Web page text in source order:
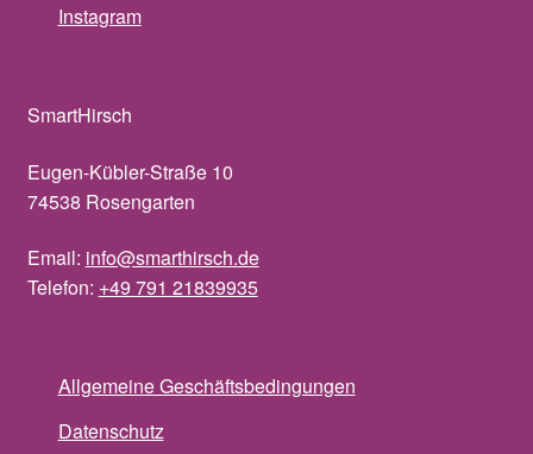
Instagram
SmartHirsch
Eugen-Kübler-Straße 10
74538 Rosengarten
Email: info@smarthirsch.de
Telefon: +49 791 21839935
Allgemeine Geschäftsbedingungen
Datenschutz